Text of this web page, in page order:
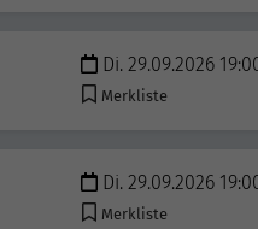
Di. 29.09.2026
Merkliste
Di. 29.09.2026
Merkliste